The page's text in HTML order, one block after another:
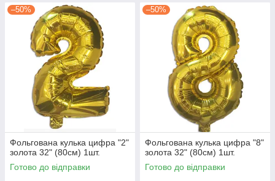
–50%
Фольгована кулька цифра "2"
золота 32" (80см) 1шт.
Готово до відправки
–50%
Фольгована кулька цифра "8"
золота 32" (80см) 1шт.
Готово до відправки